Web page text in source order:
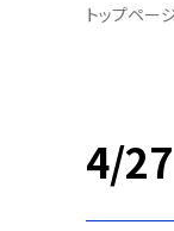
トップペー
4/